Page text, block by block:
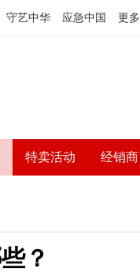
守艺中华 应急中国 更多
特卖活动 经销商
？